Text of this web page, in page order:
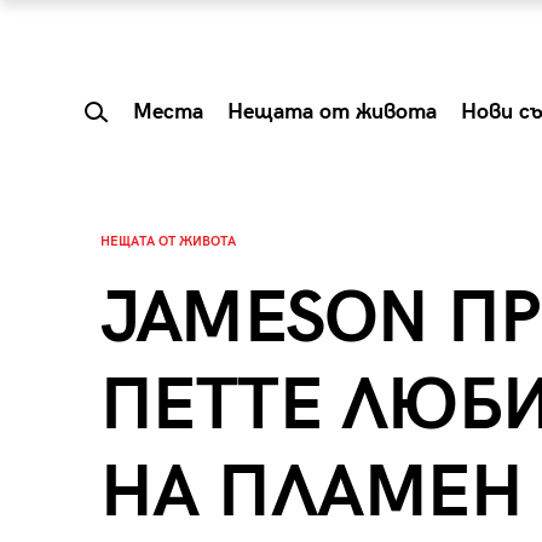
Места Нещата от живота Нови
НЕЩАТА ОТ ЖИВОТА
JAMESON
ПЕТТЕ
НА ПЛАМЕН
Summer Prelude: как